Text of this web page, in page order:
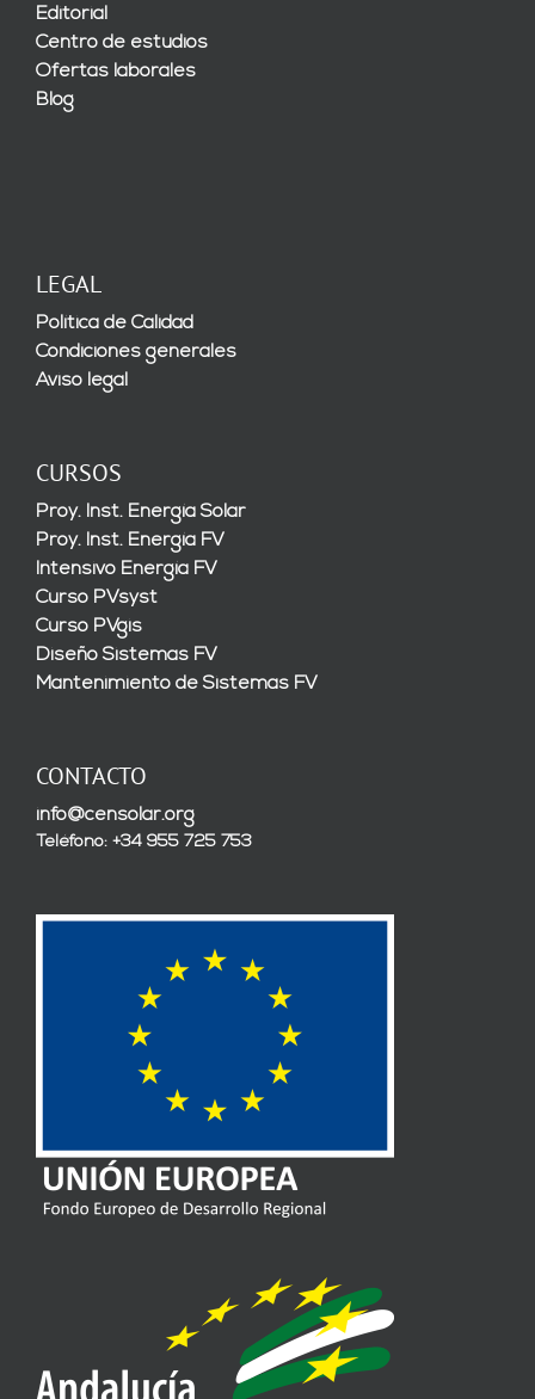
Editorial
Centro de estudios
Ofertas laborales
Blog
LEGAL
Política de Calidad
Condiciones generales
Aviso legal
CURSOS
Proy. Inst. Energía Solar
Proy. Inst. Energía FV
Intensivo Energía FV
Curso PVsyst
Curso PVgis
Diseño Sistemas FV
Mantenimiento de Sistemas FV
CONTACTO
info@censolar.org
Teléfono: +34 955 725 753